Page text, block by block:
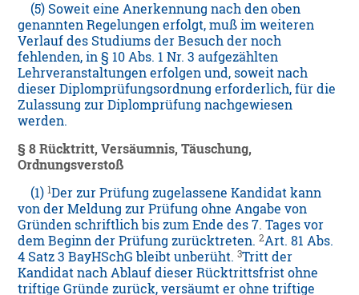
(5) Soweit eine Anerkennung nach den oben
genannten Regelungen erfolgt, muß im weiteren
Verlauf des Studiums der Besuch der noch
fehlenden, in § 10 Abs. 1 Nr. 3 aufgezählten
Lehrveranstaltungen erfolgen und, soweit nach
dieser Diplomprüfungsordnung erforderlich, für die
Zulassung zur Diplomprüfung nachgewiesen
werden.
§ 8 Rücktritt, Versäumnis, Täuschung,
Ordnungsverstoß
(1)1Der zur Prüfung zugelassene Kandidat kann
von der Meldung zur Prüfung ohne Angabe von
Gründen schriftlich bis zum Ende des 7. Tages vor
dem Beginn der Prüfung zurücktreten.2Art. 81 Abs.
4 Satz 3 BayHSchG bleibt unberüht.3Tritt der
Kandidat nach Ablauf dieser Rücktrittsfrist ohne
triftige Gründe zurück, versäumt er ohne triftige